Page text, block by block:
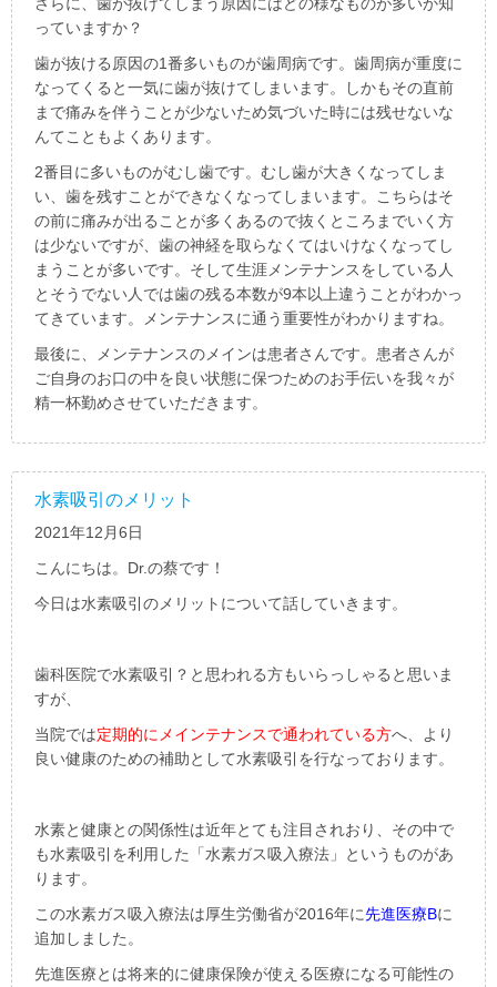
っていますか？
歯が抜ける原因の1番多いものが歯周病です。歯周病が重度に
なってくると一気に歯が抜けてしまいます。しかもその直前
まで痛みを伴うことが少ないため気づいた時には残せないな
んてこともよくあります。
2番目に多いものがむし歯です。むし歯が大きくなってしま
い、歯を残すことができなくなってしまいます。こちらはそ
の前に痛みが出ることが多くあるので抜くところまでいく方
は少ないですが、歯の神経を取らなくてはいけなくなってし
まうことが多いです。そして生涯メンテナンスをしている人
とそうでない人では歯の残る本数が9本以上違うことがわかっ
てきています。メンテナンスに通う重要性がわかりますね。
最後に、メンテナンスのメインは患者さんです。患者さんが
ご自身のお口の中を良い状態に保つためのお手伝いを我々が
精一杯勤めさせていただきます。
水素吸引のメリット
2021年12月6日
こんにちは。Dr.の蔡です！
今日は水素吸引のメリットについて話していきます。
歯科医院で水素吸引？と思われる方もいらっしゃると思いま
すが、
当院では定期的にメインテナンスで通われている方へ、より
良い健康のための補助として水素吸引を行なっております。
水素と健康との関係性は近年とても注目されおり、その中で
も水素吸引を利用した「水素ガス吸入療法」というものがあ
ります。
この水素ガス吸入療法は厚生労働省が2016年に先進医療Bに
追加しました。
先進医療とは将来的に健康保険が使える医療になる可能性の